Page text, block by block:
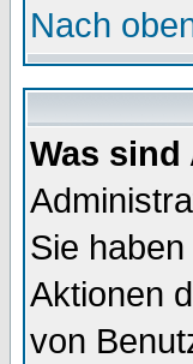
Nach
Was
Sie
Aktionen
von